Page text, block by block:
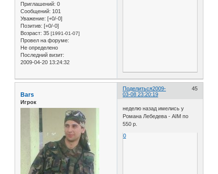
Приглашений: 0
Сообщений: 101
Уважение: [+0/-0]
Позитив: [+0/-0]
Возраст: 35 [1991-01-07]
Провел на форуме:
Не определено
Последний визит:
2009-04-20 13:24:32
Поделиться 45
2009-
03-08 23:20:19
Bars
Игрок
неделю назад имелись у
Романа Лебедева - AIM по
550 р.
0